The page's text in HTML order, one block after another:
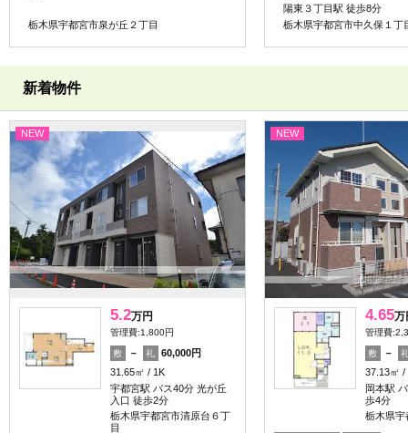
栃木県宇都宮市泉が丘２丁目
陽東３丁目駅 徒歩8分
栃木県宇都宮市中久保１丁
新着物件
NEW
5.2万円
管理費:1,800円
敷 － 礼
60,000円
31.65㎡
1K
宇都宮駅 バス40分 光が丘
入口 徒歩2分
栃木県宇都宮市清原台６丁
目
NEW
4.65万
管理費
敷 －
37.13㎡
岡本駅
歩4分
栃木県宇